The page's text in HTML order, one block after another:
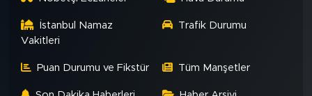
İstanbul Namaz
Vakitleri
Trafik Durumu
Puan Durumu ve Fikstür Tüm Manşetler